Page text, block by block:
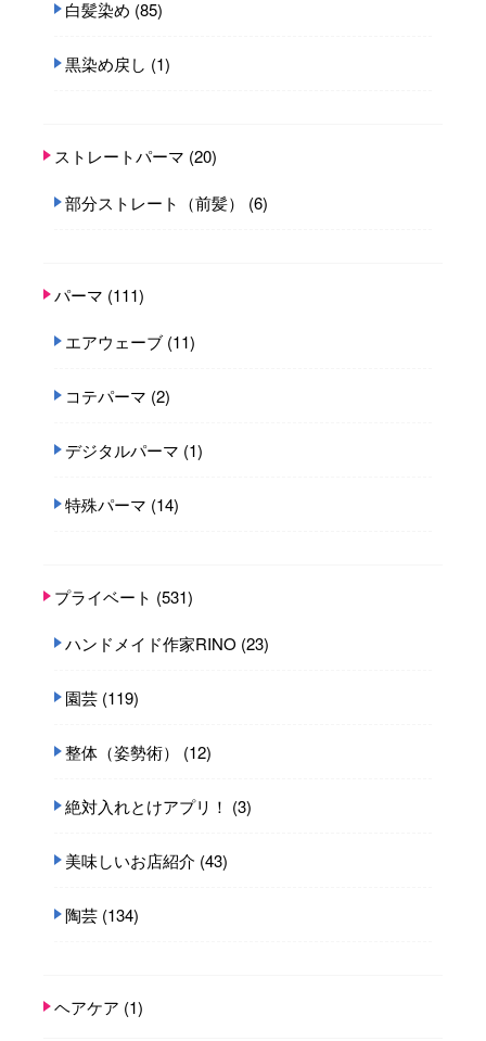
白髪染め (85)
黒染め戻し (1)
ストレートパーマ (20)
部分ストレート（前髪） (6)
パーマ (111)
エアウェーブ (11)
コテパーマ (2)
デジタルパーマ (1)
特殊パーマ (14)
プライベート (531)
ハンドメイド作家RINO (23)
園芸 (119)
整体（姿勢術） (12)
絶対入れとけアプリ！ (3)
美味しいお店紹介 (43)
陶芸 (134)
ヘアケア (1)